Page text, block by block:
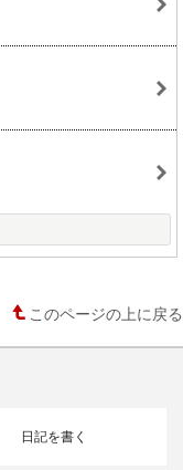
このページの上に戻る
日記を書く